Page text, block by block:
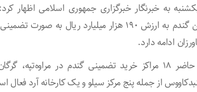
به خبرنگار خبرگزاری جمهوری اسلامی اظهار
میلیون و ۱۰۱ هزار تن گندم به ارزش ۱۹۰ هزار
ادامه دارد.
وی گفت: در حال حاضر ۱۸ مراکز خرید تضمینی گندم در
از جمله پنج مرکز سیلو و یک کارخانه آرد فعال